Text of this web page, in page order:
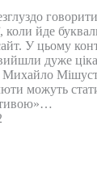
коли йде
У цьому
дуже
Михайло
можуть